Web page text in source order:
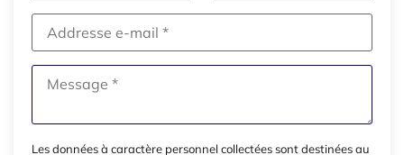
Les données à caractère personnel collectées sont destinées au